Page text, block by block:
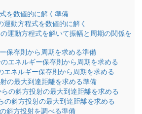
を数値的に解く準備
運動方程式を数値的に解く
運動方程式を解いて振幅と周期の関係を
保存則から周期を求める準備
エネルギー保存則から周期を求める
エネルギー保存則から周期を求める
の最大到達距離を求める準備
らの斜方投射の最大到達距離を求める
の斜方投射の最大到達距離を求める
斜方投射を調べる準備